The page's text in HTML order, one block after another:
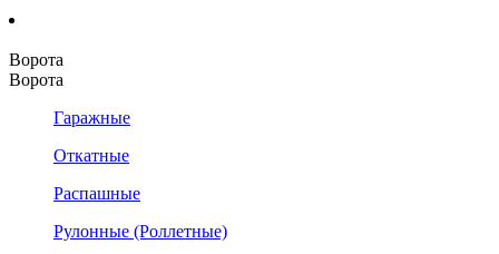
Ворота
Ворота
Гаражные
Откатные
Распашные
Рулонные (Роллетные)